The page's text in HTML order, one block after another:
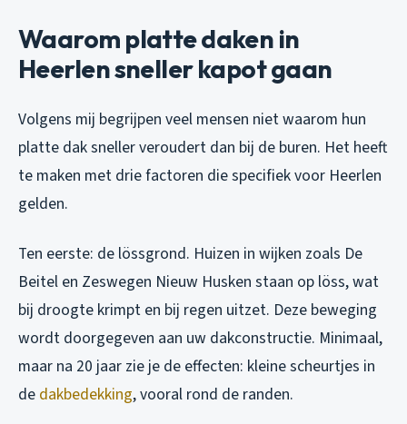
Waarom platte daken in
Heerlen sneller kapot gaan
Volgens mij begrijpen veel mensen niet waarom hun
platte dak sneller veroudert dan bij de buren. Het heeft
te maken met drie factoren die specifiek voor Heerlen
gelden.
Ten eerste: de lössgrond. Huizen in wijken zoals De
Beitel en Zeswegen Nieuw Husken staan op löss, wat
bij droogte krimpt en bij regen uitzet. Deze beweging
wordt doorgegeven aan uw dakconstructie. Minimaal,
maar na 20 jaar zie je de effecten: kleine scheurtjes in
de dakbedekking, vooral rond de randen.